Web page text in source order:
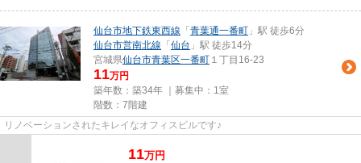
仙台市地下鉄東西線 「 青葉通一番町 」駅 徒歩6分
仙台市営南北線 「 仙台 」駅 徒歩14分
宮城県仙台市青葉区一番町 １丁目16-23
11万円
築年数：築34年 ｜募集中： 1室
階数：7階建
リノベーションされたキレイなオフィスビルです♪
11万円